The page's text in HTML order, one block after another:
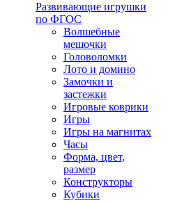
Развивающие игрушки
по ФГОС
Волшебные
мешочки
Головоломки
Лото и домино
Замочки и
застежки
Игровые коврики
Игры
Игры на магнитах
Часы
Форма, цвет,
размер
Конструкторы
Кубики